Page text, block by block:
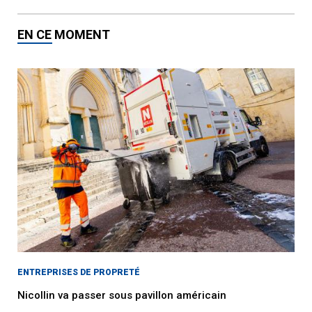
EN CE MOMENT
ENTREPRISES DE PROPRETÉ
Nicollin va passer sous pavillon américain